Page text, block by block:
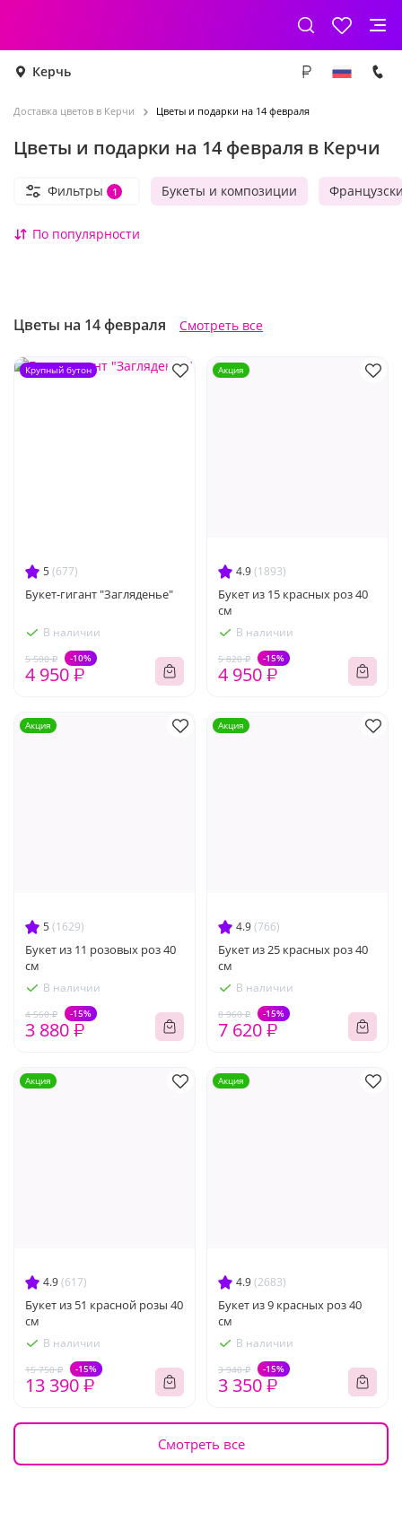
Керчь
Доставка цветов в Керчи Цветы и подарки на 14 февраля
Цветы и подарки на 14 февраля в Керчи
Букеты и композиции
Фильтры 1
По популярности
Цветы на 14 февраля Смотреть все
5(677)
Букет-гигант "Загляденье"
В наличии
5 500 ₽ -10%
4 950 ₽
Крупный бутон
4.9(1893)
Букет из 15 красных роз 40
см
В наличии
5 820 ₽ -15%
4 950 ₽
Акция
5(1629)
Букет из 11 розовых роз 40
см
В наличии
4 560 ₽ -15%
3 880 ₽
Акция
4.9(766)
Букет из 25 красных роз 40
см
В наличии
8 960 ₽ -15%
7 620 ₽
Акция
4.9(617)
Букет из 51 красной розы 40
см
В наличии
15 750 ₽ -15%
13 390 ₽
Акция
4.9(2683)
Букет из 9 красных роз 40
см
В наличии
3 940 ₽ -15%
3 350 ₽
Акция
Смотреть все